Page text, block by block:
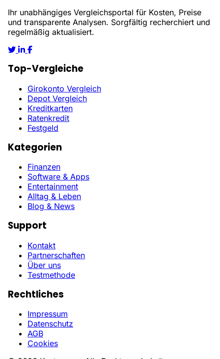
Ihr unabhängiges Vergleichsportal für Kosten, Preise
und transparente Analysen. Sorgfältig recherchiert und
regelmäßig aktualisiert.
Top-Vergleiche
Girokonto Vergleich
Depot Vergleich
Kreditkarten
Ratenkredit
Festgeld
Kategorien
Finanzen
Software & Apps
Entertainment
Alltag & Leben
Blog & News
Support
Kontakt
Partnerschaften
Über uns
Testmethode
Rechtliches
Impressum
Datenschutz
AGB
Cookies